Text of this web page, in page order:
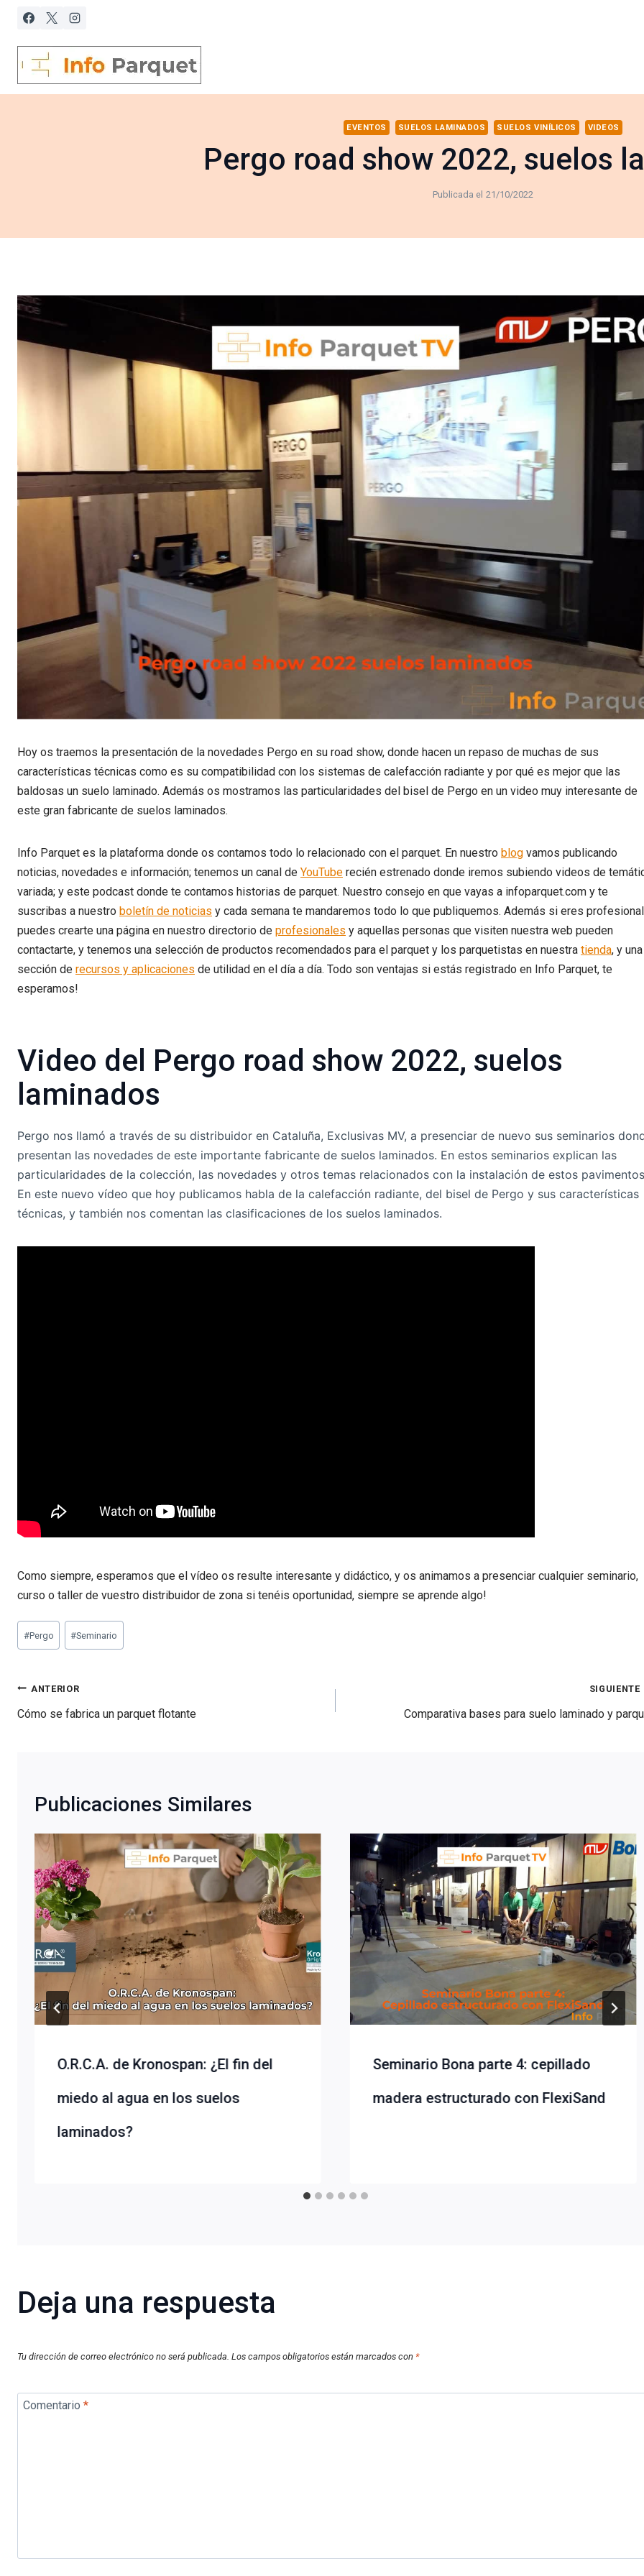
Saltar
contenido
EVENTOS SUELOS LAMINADOS SUELOS VINÍLICOS VIDEOS
Pergo road show 2022, suelos
Publicada el 21/10/2022
Hoy os traemos la presentación de la novedades Pergo en su road show, donde hacen un repaso de muchas de sus
características técnicas como es su compatibilidad con los sistemas de calefacción radiante y por qué es mejor que las
baldosas un suelo laminado. Además os mostramos las particularidades del bisel de Pergo en un video muy interesante de
este gran fabricante de suelos laminados.
Info Parquet es la plataforma donde os contamos todo lo relacionado con el parquet. En nuestro blog vamos publicando
noticias, novedades e información; tenemos un canal de YouTube recién estrenado donde iremos subiendo videos de
variada; y este podcast donde te contamos historias de parquet. Nuestro consejo en que vayas a infoparquet.com y te
suscribas a nuestro boletín de noticias y cada semana te mandaremos todo lo que publiquemos. Además si eres profesional
puedes crearte una página en nuestro directorio de profesionales y aquellas personas que visiten nuestra web pueden
contactarte, y tenemos una selección de productos recomendados para el parquet y los parquetistas en nuestra tienda, y una
sección de recursos y aplicaciones de utilidad en el día a día. Todo son ventajas si estás registrado en Info Parquet, te
esperamos!
Video del Pergo road show 2022, suelos
laminados
Pergo nos llamó a través de su distribuidor en Cataluña, Exclusivas MV, a presenciar de nuevo sus seminarios
presentan las novedades de este importante fabricante de suelos laminados. En estos seminarios explican las
particularidades de la colección, las novedades y otros temas relacionados con la instalación de estos
En este nuevo vídeo que hoy publicamos habla de la calefacción radiante, del bisel de Pergo y sus características
técnicas, y también nos comentan las clasificaciones de los suelos laminados.
Como siempre, esperamos que el vídeo os resulte interesante y didáctico, y os animamos a presenciar cualquier seminario,
curso o taller de vuestro distribuidor de zona si tenéis oportunidad, siempre se aprende algo!
Etiquetas
de
entrada:
#Pergo #Seminario
Navegación
de
ANTERIOR
Cómo se fabrica un parquet flotante
SIGUIENTE
Comparativa bases para suelo laminado y
Publicaciones Similares
O.R.C.A. de Kronospan: ¿El fin del
miedo al agua en los suelos
laminados?
Seminario Bona parte 4: cepillado
madera estructurado con FlexiSand
Deja una respuesta
Tu dirección de correo electrónico no será publicada. Los campos obligatorios están marcados con *
Comentario *